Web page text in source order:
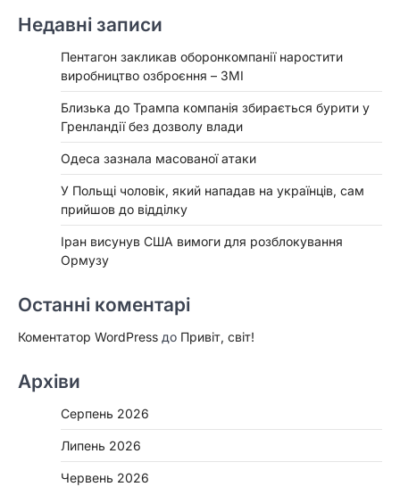
Недавні записи
Пентагон закликав оборонкомпанії наростити
виробництво озброєння – ЗМІ
Близька до Трампа компанія збирається бурити у
Гренландії без дозволу влади
Одеса зазнала масованої атаки
У Польщі чоловік, який нападав на українців, сам
прийшов до відділку
Іран висунув США вимоги для розблокування
Ормузу
Останні коментарі
Коментатор WordPress до Привіт, світ!
Архіви
Серпень 2026
Липень 2026
Червень 2026